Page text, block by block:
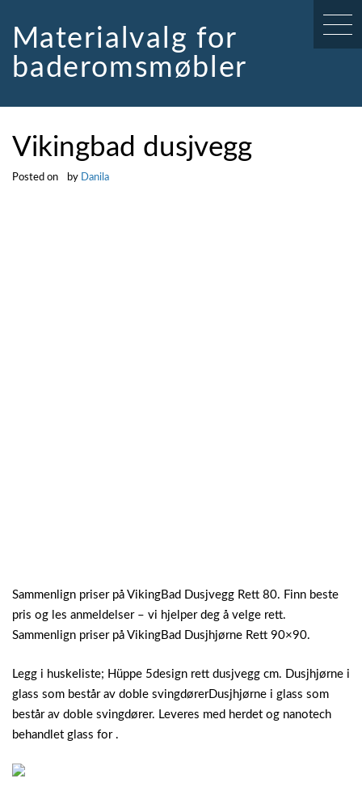
contentMaterialvalg for
baderomsmøbler
Vikingbad dusjvegg
Posted on by Danila
Sammenlign priser på VikingBad Dusjvegg Rett 80. Finn beste
pris og les anmeldelser – vi hjelper deg å velge rett.
Sammenlign priser på VikingBad Dusjhjørne Rett 90×90.
Legg i huskeliste; Hüppe 5design rett dusjvegg cm. Dusjhjørne i
glass som består av doble svingdørerDusjhjørne i glass som
består av doble svingdører. Leveres med herdet og nanotech
behandlet glass for .